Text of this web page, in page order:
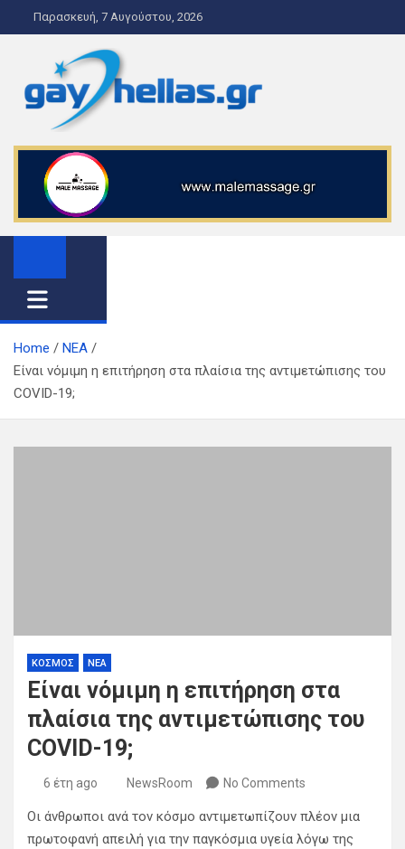
k
e
Παρασκευή, 7 Αυγούστου, 2026
gayhellas.gr – lgbt news and
guide
lgbt news & guide
Home
ΝΕΑ
Είναι νόμιμη η επιτήρηση στα πλαίσια της αντιμετώπισης του
COVID-19;
ΚΟΣΜΟΣ ΝΕΑ
Είναι νόμιμη η επιτήρηση στα
πλαίσια της αντιμετώπισης του
COVID-19;
6 έτη ago NewsRoom No Comments
Οι άνθρωποι ανά τον κόσμο αντιμετωπίζουν πλέον μια
πρωτοφανή απειλή για την παγκόσμια υγεία λόγω της